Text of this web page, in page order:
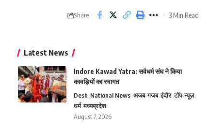
Share 3 Min Read
Latest News
Indore Kawad Yatra: सर्वधर्म संघ ने किया
कावड़ियों का स्वागत
Desh National News अजब-गजब इंदौर टॉप-न्यूज़
धर्म मध्यप्रदेश
August 7, 2026